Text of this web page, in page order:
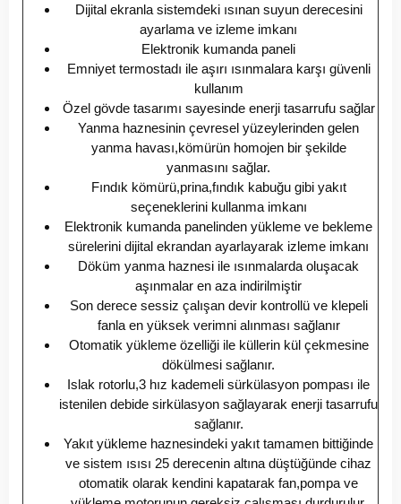
Dijital ekranla sistemdeki ısınan suyun derecesini
ayarlama ve izleme imkanı
Elektronik kumanda paneli
Emniyet termostadı ile aşırı ısınmalara karşı güvenli
kullanım
Özel gövde tasarımı sayesinde enerji tasarrufu sağlar
Yanma haznesinin çevresel yüzeylerinden gelen
yanma havası,kömürün homojen bir şekilde
yanmasını sağlar.
Fındık kömürü,prina,fındık kabuğu gibi yakıt
seçeneklerini kullanma imkanı
Elektronik kumanda panelinden yükleme ve bekleme
sürelerini dijital ekrandan ayarlayarak izleme imkanı
Döküm yanma haznesi ile ısınmalarda oluşacak
aşınmalar en aza indirilmiştir
Son derece sessiz çalışan devir kontrollü ve klepeli
fanla en yüksek verimni alınması sağlanır
Otomatik yükleme özelliği ile küllerin kül çekmesine
dökülmesi sağlanır.
Islak rotorlu,3 hız kademeli sürkülasyon pompası ile
istenilen debide sirkülasyon sağlayarak enerji tasarrufu
sağlanır.
Yakıt yükleme haznesindeki yakıt tamamen bittiğinde
ve sistem ısısı 25 derecenin altına düştüğünde cihaz
otomatik olarak kendini kapatarak fan,pompa ve